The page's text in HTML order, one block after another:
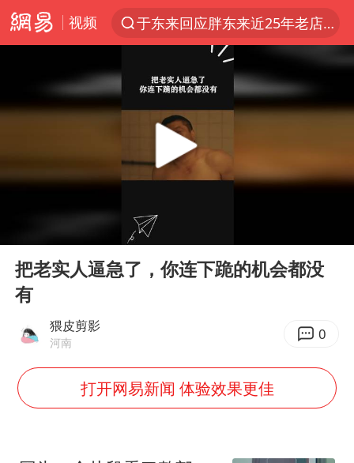
视频
于东来回应胖东来近25年老店年底关闭
《披荆斩棘2026》阵容官宣
白海豚北上或致京津冀暴雨
《龙餐馆》 冲奖
新疆一婚礼线上邀请引热议
世界第1特鲁姆普斯诺克中国赛一轮游
Play
把老实人逼急了，你连下跪的机会都没
有
猥皮剪影
河南 0
打开网易新闻 体验效果更佳